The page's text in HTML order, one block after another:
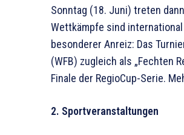
Sonntag (18. Juni) treten
Wettkämpfe sind
besonderer Anreiz: Das
(WFB) zugleich als „Fechten
Finale der RegioCup-Serie.
2. Sportveranstaltungen